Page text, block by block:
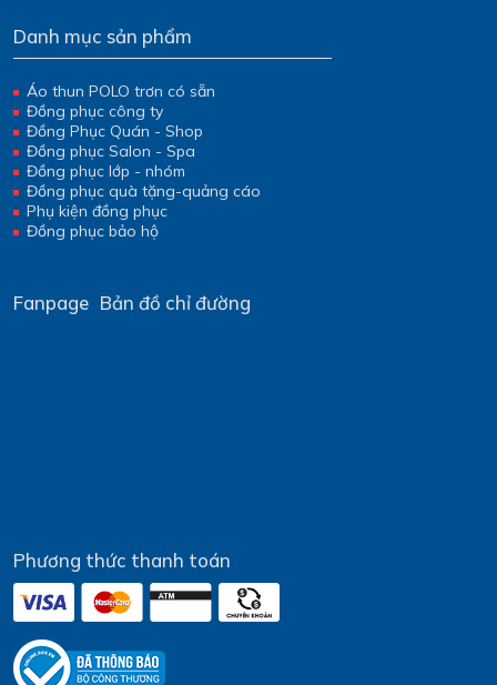
Danh mục sản phẩm
Áo thun POLO trơn có sẵn
Đồng phục công ty
Đồng Phục Quán - Shop
Đồng phục Salon - Spa
Đồng phục lớp - nhóm
Đồng phục quà tặng-quảng cáo
Phụ kiện đồng phục
Đồng phục bảo hộ
Fanpage Bản đồ chỉ đường
Phương thức thanh toán